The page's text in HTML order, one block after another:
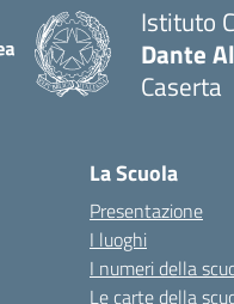
Istituto
Dante
Caserta
La Scuola
Presentazione
I luoghi
I numeri della
Le carte della